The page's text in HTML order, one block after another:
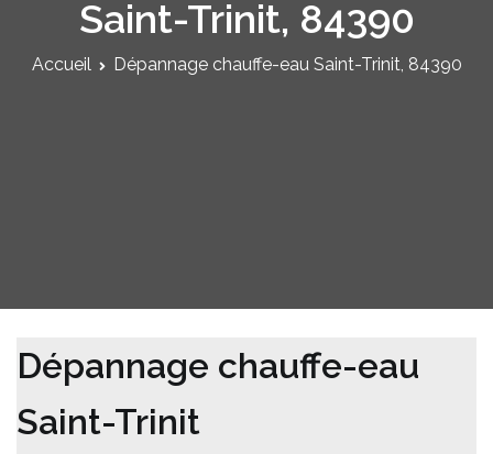
Saint-Trinit, 84390
Accueil Dépannage chauffe-eau Saint-Trinit, 84390
Dépannage chauffe-eau
Saint-Trinit